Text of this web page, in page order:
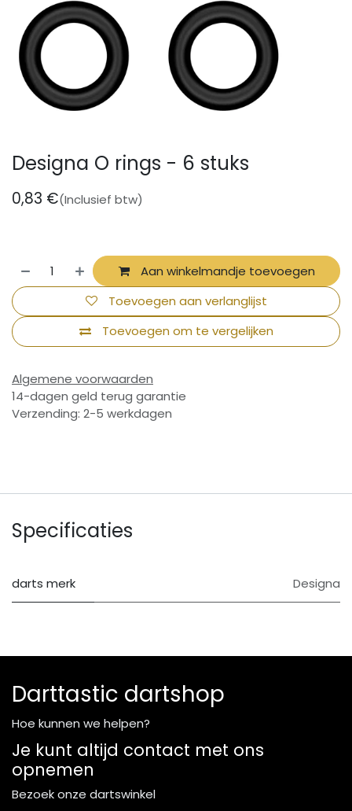
Designa O rings - 6 stuks
0,83 €(Inclusief btw)
Aan winkelmandje toevoegen
Toevoegen om te vergelijken
Toevoegen aan verlanglijst
Algemene voorwaarden
14-dagen geld terug garantie
Verzending: 2-5 werkdagen
Specificaties
darts merk Designa
Darttastic dartshop
Hoe kunnen we helpen?
Je kunt altijd contact met ons
opnemen
Bezoek onze dartswinkel